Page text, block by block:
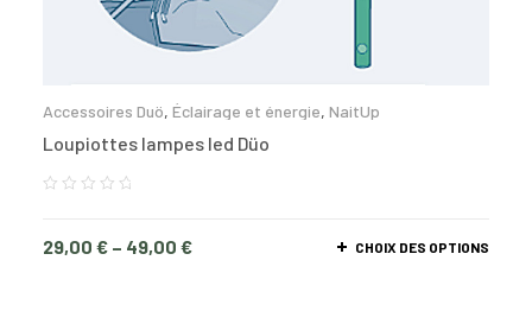
Accessoires Duö, Éclairage et énergie, NaitUp
Loupiottes lampes led Düo
29,00 € – 49,00 € CHOIX DES OPTIONS